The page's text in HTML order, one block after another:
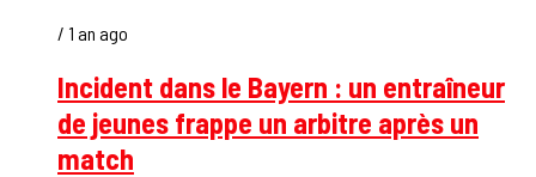
/ 1 an ago
Incident dans le Bayern : un entraîneur
de jeunes frappe un arbitre après un
match